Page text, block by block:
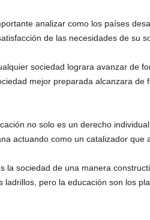
analizar como los países
de las necesidades de su
sociedad lograra avanzar de
mejor preparada alcanzara de
no solo es un derecho
actuando como un catalizador que
la sociedad de una manera
ladrillos, pero la educación son los